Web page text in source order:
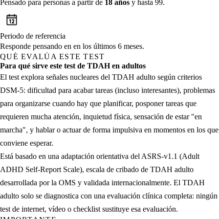
Pensado para personas a partir de 18 años y hasta 99.
Periodo de referencia
Responde pensando en en los últimos 6 meses.
QUÉ EVALÚA ESTE TEST
Para qué sirve este test de TDAH en adultos
El test explora señales nucleares del TDAH adulto según criterios
DSM-5: dificultad para acabar tareas (incluso interesantes), problemas
para organizarse cuando hay que planificar, posponer tareas que
requieren mucha atención, inquietud física, sensación de estar "en
marcha", y hablar o actuar de forma impulsiva en momentos en los que
conviene esperar.
Está basado en una adaptación orientativa del ASRS-v1.1 (Adult
ADHD Self-Report Scale), escala de cribado de TDAH adulto
desarrollada por la OMS y validada internacionalmente. El TDAH
adulto solo se diagnostica con una evaluación clínica completa: ningún
test de internet, vídeo o checklist sustituye esa evaluación.